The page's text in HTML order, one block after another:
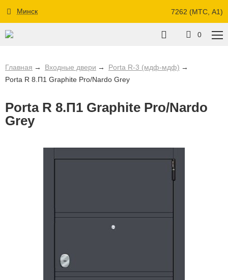
Минск 7262 (МТС, A1)
0
Главная Входные двери
Porta R-3 (мдф-мдф)
Porta R 8.П1 Graphite Pro/Nardo Grey
Porta R 8.П1 Graphite Pro/Nardo
Grey